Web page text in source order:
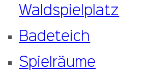
Waldspielplatz
Badeteich
Spielräume